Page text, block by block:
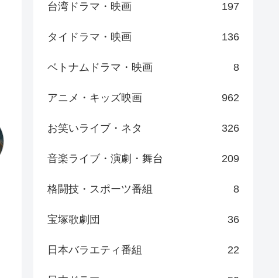
台湾ドラマ・映画 197
タイドラマ・映画 136
ベトナムドラマ・映画 8
アニメ・キッズ映画 962
お笑いライブ・ネタ 326
音楽ライブ・演劇・舞台 209
格闘技・スポーツ番組 8
宝塚歌劇団 36
日本バラエティ番組 22